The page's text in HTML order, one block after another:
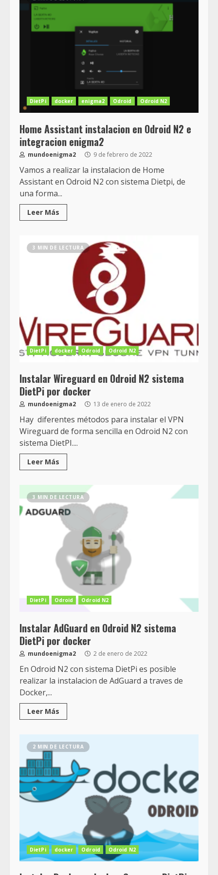
DietPi docker enigma2 Odroid Odroid N2
Home Assistant instalacion en Odroid N2 e
integracion enigma2
mundoenigma2 9 de febrero de 2022
Vamos a realizar la instalacion de Home
Assistant en Odroid N2 con sistema Dietpi, de
una forma...
Leer Más
3 MIN DE LECTURA
DietPi docker Odroid Odroid N2
Instalar Wireguard en Odroid N2 sistema
DietPi por docker
mundoenigma2 13 de enero de 2022
Hay diferentes métodos para instalar el VPN
Wireguard de forma sencilla en Odroid N2 con
sistema DietPI....
Leer Más
3 MIN DE LECTURA
DietPi Odroid Odroid N2
Instalar AdGuard en Odroid N2 sistema
DietPi por docker
mundoenigma2 2 de enero de 2022
En Odroid N2 con sistema DietPi es posible
realizar la instalacion de AdGuard a traves de
Docker,...
Leer Más
2 MIN DE LECTURA
DietPi docker Odroid Odroid N2